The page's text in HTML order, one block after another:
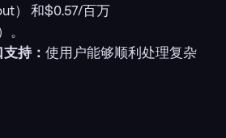
） 和$0.57/百万
持： 使用户能够顺利处理复杂